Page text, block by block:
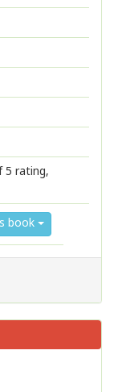
5 rating,
book